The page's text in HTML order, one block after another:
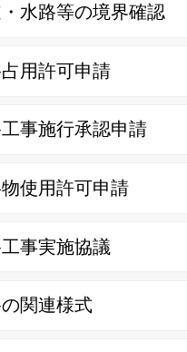
水路等の境界確認
用許可申請
事施行承認申請
使用許可申請
事実施協議
関連様式